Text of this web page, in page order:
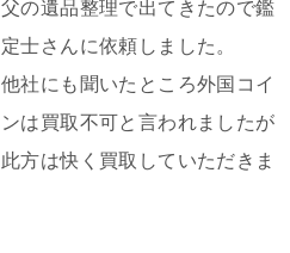
父の遺品整理で出てきたので鑑
定士さんに依頼しました。
他社にも聞いたところ外国コイ
ンは買取不可と言われましたが
此方は快く買取していただきま